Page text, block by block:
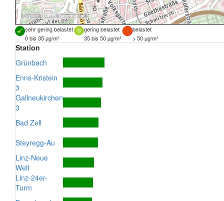
Quellen:DORIS, basemap.at
sehr gering belastet gering belastet
belastet
0 bis 35 µg/m³
35 bis 50 µg/m³ > 50 µg/m³
Station
Grünbach
Enns-Kristein
3
Gallneukirchen
3
Bad Zell
Steyregg-Au
Linz-Neue
Welt
Linz-24er-
Turm